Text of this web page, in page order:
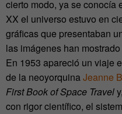
cierto modo, ya se conocía
XX el universo estuvo en
gráficas que presentaban
las imágenes han
En 1953 apareció un viaje
de la neoyorquinaJeanne
First Book of Space Travel
con rigor científico, el